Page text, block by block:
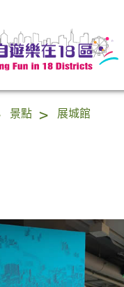
景點 展城館